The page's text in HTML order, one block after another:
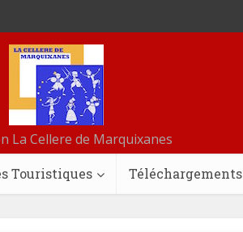
La Cellere de Marquixanes
Touristiques Téléchargements